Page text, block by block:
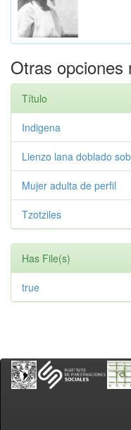
Otras opciones
Título
Indigena
Lienzo lana doblado
Mujer adulta de perfil
Tzotziles
Has File(s)
true